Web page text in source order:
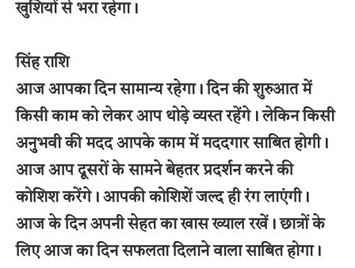
खुशियों से भरा रहेगा।
सिंह राशि
आज आपका दिन सामान्य रहेगा। दिन की शुरुआत में
किसी काम को लेकर आप थोड़े व्यस्त रहेंगे। लेकिन किसी
अनुभवी की मदद आपके काम में मददगार साबित होगी।
आज आप दूसरों के सामने बेहतर प्रदर्शन करने की
कोशिश करेंगे। आपकी कोशिशें जल्द ही रंग लाएंगी।
आज के दिन अपनी सेहत का खास ख्याल रखें। छात्रों के
लिए आज का दिन सफलता दिलाने वाला साबित होगा।